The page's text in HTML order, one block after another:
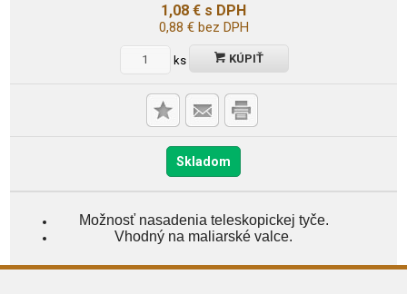
1,08 € s DPH
0,88 €bez DPH
ks KÚPIŤ
Skladom
Možnosť nasadenia teleskopickej tyče.
Vhodný na maliarské valce.